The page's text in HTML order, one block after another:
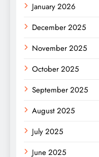
January 2026
December 2025
November 2025
October 2025
September 2025
August 2025
July 2025
June 2025